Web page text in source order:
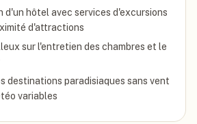
d'un hôtel avec services d'excursions
d'attractions
sur l'entretien des chambres et le
destinations paradisiaques sans vent
variables